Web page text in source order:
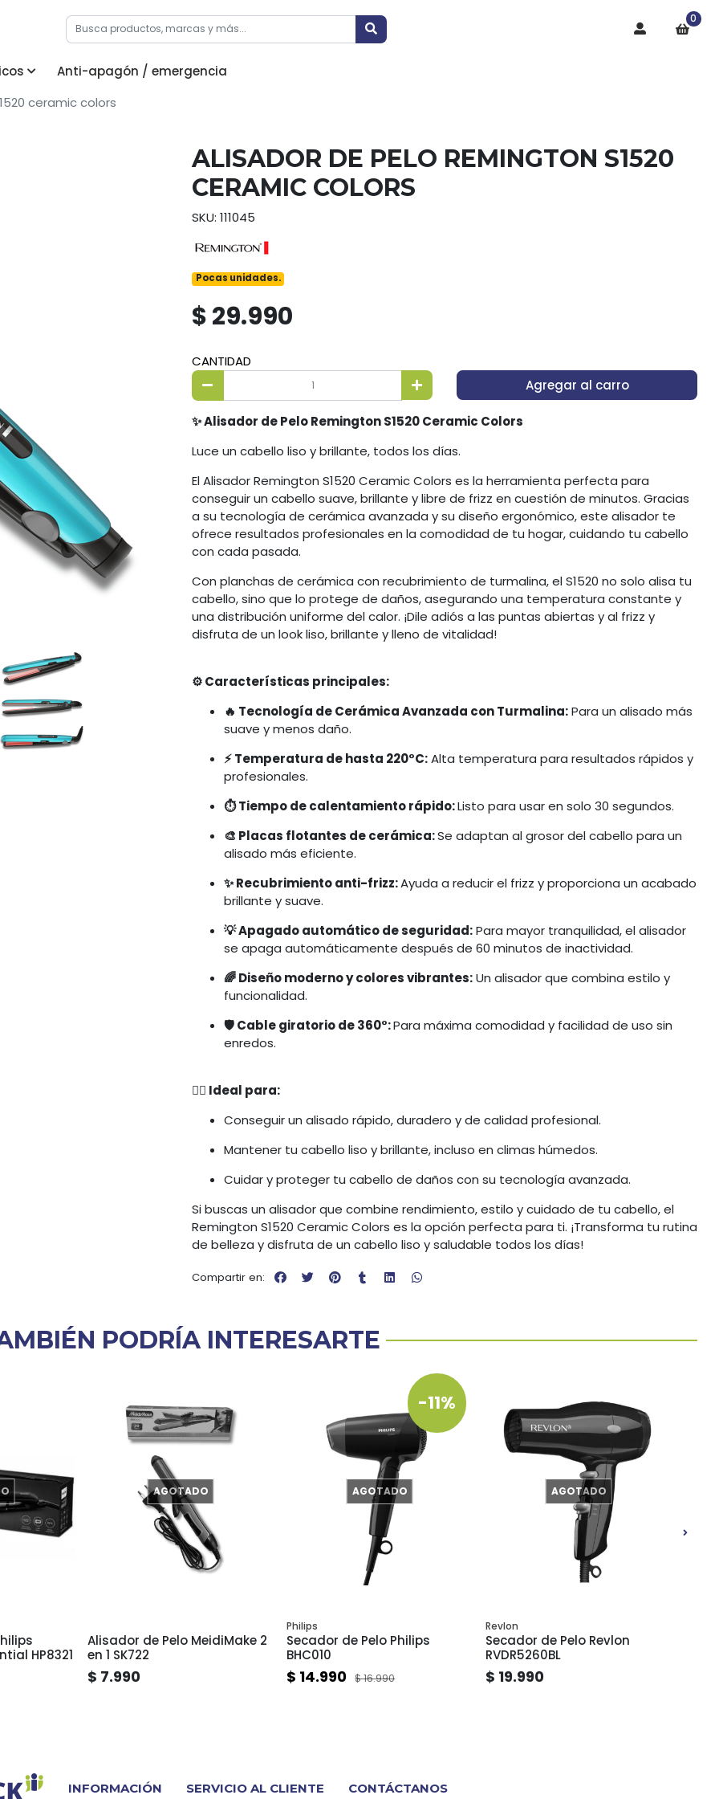
0
Anti-apagón / emergencia
ceramic colors
ALISADOR DE PELO REMINGTON S1520
CERAMIC COLORS
SKU: 111045
Pocas unidades.
$ 29.990
CANTIDAD
Agregar al carro
✨ Alisador de Pelo Remington S1520 Ceramic Colors
Luce un cabello liso y brillante, todos los días.
El Alisador Remington S1520 Ceramic Colors es la herramienta perfecta para
conseguir un cabello suave, brillante y libre de frizz en cuestión de minutos. Gracias
a su tecnología de cerámica avanzada y su diseño ergonómico, este alisador te
ofrece resultados profesionales en la comodidad de tu hogar, cuidando tu cabello
con cada pasada.
Con planchas de cerámica con recubrimiento de turmalina, el S1520 no solo alisa tu
cabello, sino que lo protege de daños, asegurando una temperatura constante y
una distribución uniforme del calor. ¡Dile adiós a las puntas abiertas y al frizz y
disfruta de un look liso, brillante y lleno de vitalidad!
⚙️ Características principales:
🔥 Tecnología de Cerámica Avanzada con Turmalina:Para un alisado más
suave y menos daño.
⚡ Temperatura de hasta 220°C:Alta temperatura para resultados rápidos y
profesionales.
⏱️ Tiempo de calentamiento rápido:Listo para usar en solo 30 segundos.
🎨 Placas flotantes de cerámica:Se adaptan al grosor del cabello para un
alisado más eficiente.
✨ Recubrimiento anti-frizz:Ayuda a reducir el frizz y proporciona un acabado
brillante y suave.
💡 Apagado automático de seguridad:Para mayor tranquilidad, el alisador
se apaga automáticamente después de 60 minutos de inactividad.
🌈 Diseño moderno y colores vibrantes:Un alisador que combina estilo y
funcionalidad.
🛡️ Cable giratorio de 360°:Para máxima comodidad y facilidad de uso sin
enredos.
💇‍♀️ Ideal para:
Conseguir un alisado rápido, duradero y de calidad profesional.
Mantener tu cabello liso y brillante, incluso en climas húmedos.
Cuidar y proteger tu cabello de daños con su tecnología avanzada.
Si buscas un alisador que combine rendimiento, estilo y cuidado de tu cabello, el
Remington S1520 Ceramic Colors es la opción perfecta para ti. ¡Transforma tu rutina
de belleza y disfruta de un cabello liso y saludable todos los días!
Compartir en:
PODRÍA INTERESARTE
HP8321
AGOTADO
Alisador de Pelo MeidiMake 2
en 1 SK722
$ 7.990
-11%
AGOTADO
Philips
Secador de Pelo Philips
BHC010
$ 14.990 $ 16.990
AGOTADO
Revlon
Secador de Pelo Revlon
RVDR5260BL
$ 19.990
INFORMACIÓN SERVICIO AL CLIENTE CONTÁCTANOS